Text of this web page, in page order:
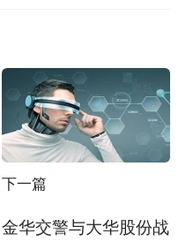
下一篇
金华交警与大华股份战